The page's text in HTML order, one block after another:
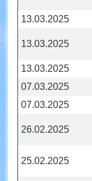
13.03.2025
13.03.2025
13.03.2025
07.03.2025
07.03.2025
26.02.2025
25.02.2025